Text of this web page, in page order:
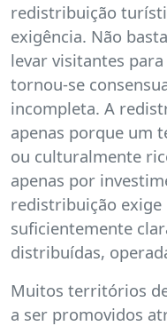
redistribuição
exigência. Não
levar visitantes
tornou-se
incompleta. A
apenas porque um
ou culturalmente
apenas por
redistribuição
suficientemente
distribuídas,
Muitos territórios
a ser promovidos